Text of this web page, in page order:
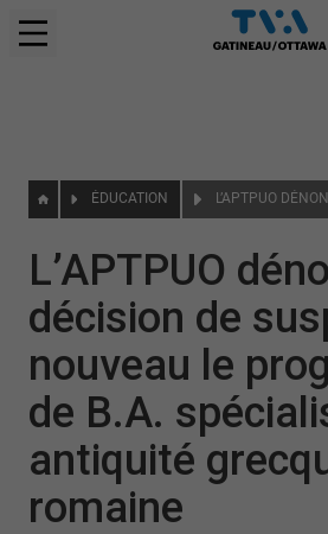
ÉDUCATION
L’APTPUO
décision de
nouveau le
de B.A.
antiquité
romaine